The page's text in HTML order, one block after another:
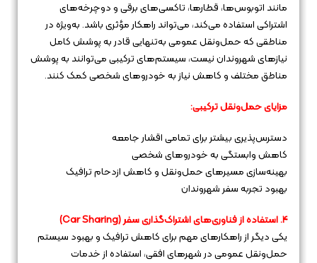
مانند اتوبوس‌ها، قطارها، تاکسی‌های برقی و دوچرخه‌های
اشتراکی استفاده می‌کند، می‌تواند راهکار مؤثری باشد. به‌ویژه در
مناطقی که حمل‌ونقل عمومی به‌تنهایی قادر به پوشش کامل
نیازهای شهروندان نیست، سیستم‌های ترکیبی می‌توانند به پوشش
مناطق مختلف و کاهش نیاز به خودروهای شخصی کمک کنند.
مزایای حمل‌ونقل ترکیبی:
دسترس‌پذیری بیشتر برای تمامی اقشار جامعه
کاهش وابستگی به خودروهای شخصی
بهینه‌سازی مسیرهای حمل‌ونقل و کاهش ازدحام ترافیک
بهبود تجربه سفر شهروندان
۴. استفاده از فناوری‌های اشتراک‌گذاری سفر (Car Sharing)
یکی دیگر از راهکارهای مهم برای کاهش ترافیک و بهبود سیستم
حمل‌ونقل عمومی در شهرهای افقی، استفاده از خدمات